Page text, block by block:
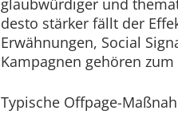
desto stärker fällt der
Erwähnungen, Social
Kampagnen gehören
Typische Offpage-